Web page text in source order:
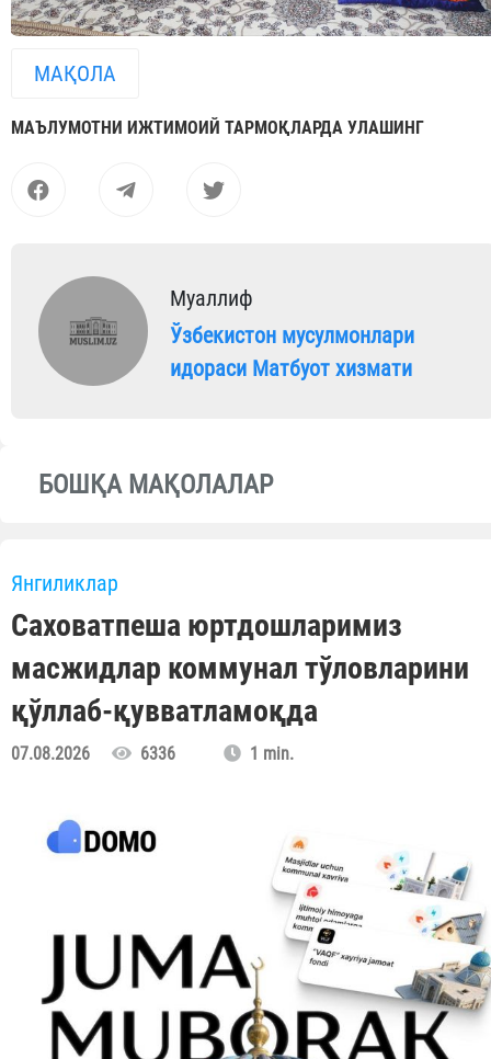
МАҚОЛА
МАЪЛУМОТНИ ИЖТИМОИЙ ТАРМОҚЛАРДА УЛАШИНГ
Муаллиф
Ўзбекистон мусулмонлари
идораси Матбуот хизмати
БОШҚА МАҚОЛАЛАР
Янгиликлар
Саховатпеша юртдошларимиз
масжидлар коммунал тўловларини
қўллаб-қувватламоқда
07.08.2026 6336 1 min.